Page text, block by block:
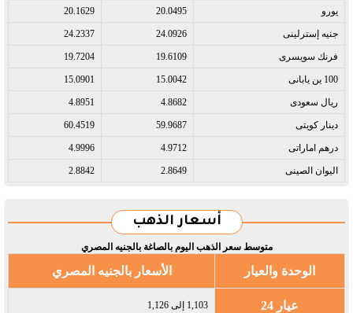
يورو​ 20.0495
20.1629
جنيه إسترلينى​ 24.0926
24.2337
فرنك سويسرى​ 19.6109
19.7204
100 ين يابانى​ 15.0042
15.0901
ريال سعودى​ 4.8682
4.8951
دينار كويتى​ 59.9687
60.4519
درهم اماراتى​ 4.9712
4.9996
اليوان الصينى​ 2.8649
2.8842
أسعار الذهب
متوسط سعر الذهب اليوم بالصاغة بالجنيه المصري
الوحدة والعيار الأسعار بالجنيه المصري
عيار 24 1,103 إلى 1,126